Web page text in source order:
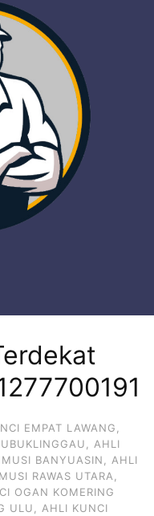
EMPAT LAWANG,
, AHLI
BANYUASIN, AHLI
RAWAS UTARA,
OGAN KOMERING
ULU, AHLI KUNCI